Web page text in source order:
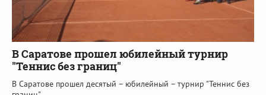
В Саратове прошел юбилейный турнир
"Теннис без границ"
В Саратове прошел десятый – юбилейный – турнир "Теннис без